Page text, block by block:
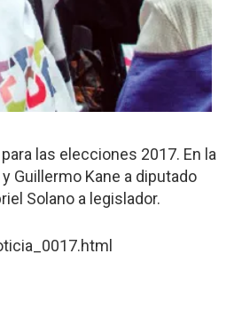
las elecciones 2017. En la
Guillermo Kane a diputado
Solano a legislador.